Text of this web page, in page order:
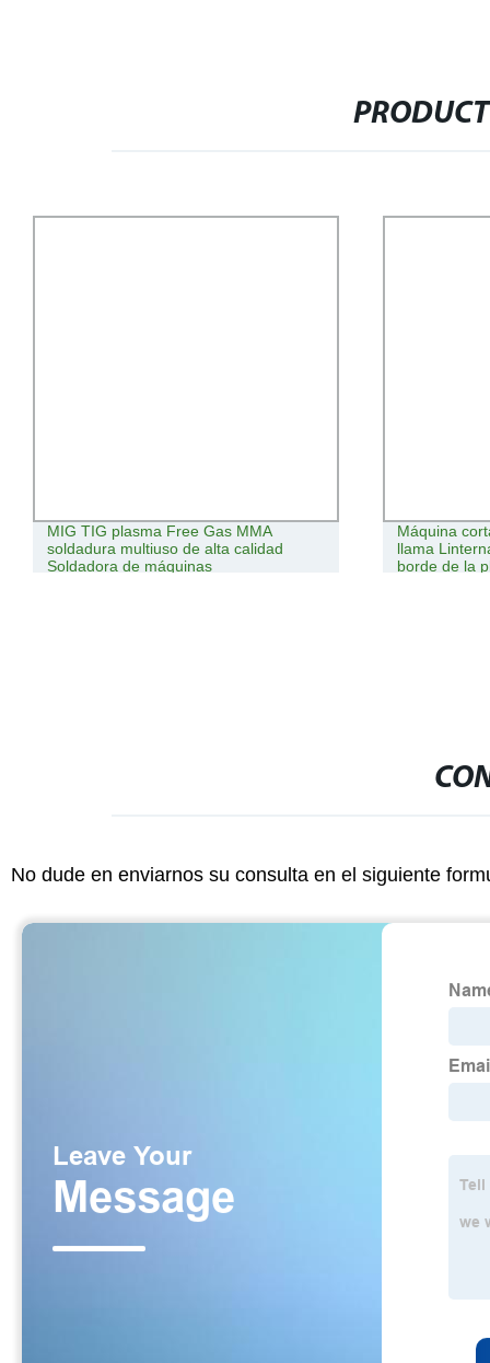
MIG TIG plasma Free Gas MMA
soldadura multiuso de alta calidad
Soldadora de máquinas
Máquina
llama
borde de la
No dude en enviarnos su consulta en el siguiente